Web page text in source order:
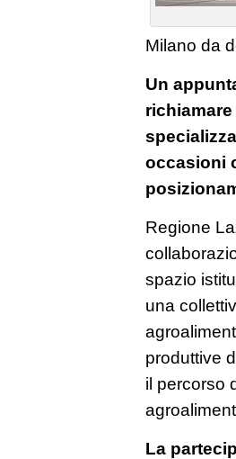
Milano da
Un
occasioni
Regione
spazio
una
produttive
il percorso
La